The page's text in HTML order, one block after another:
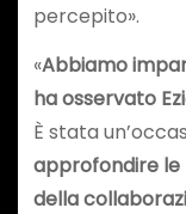
percepito».
«Abbiamo
ha osservato
È stata
approfondire
della